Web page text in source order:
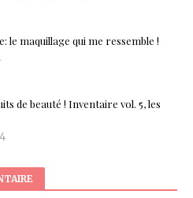
le maquillage qui me ressemble !
de beauté ! Inventaire vol. 5, les